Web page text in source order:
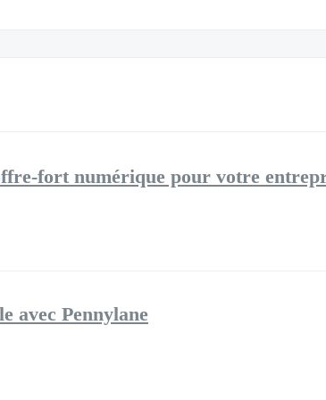
fort numérique pour votre
avec Pennylane